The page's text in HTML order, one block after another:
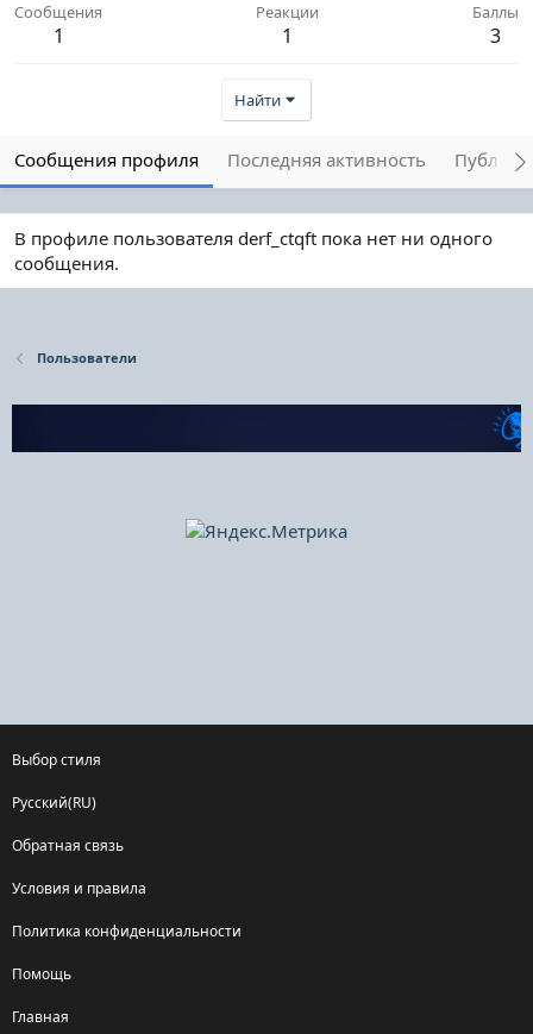
Сообщения
1
Реакции
1
Баллы
3
Найти
Сообщения профиля Последняя активность
В профиле пользователя derf_ctqft пока нет ни одного
сообщения.
Пользователи
Выбор стиля
Русский(RU)
Обратная связь
Условия и правила
Политика конфиденциальности
Помощь
Главная